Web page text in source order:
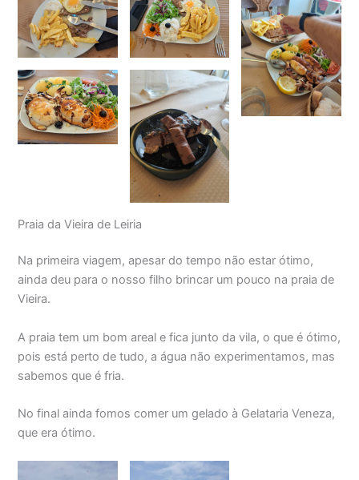
Praia da Vieira de Leiria
Na primeira viagem, apesar do tempo não estar ótimo,
ainda deu para o nosso filho brincar um pouco na praia de
Vieira.
A praia tem um bom areal e fica junto da vila, o que é ótimo,
pois está perto de tudo, a água não experimentamos, mas
sabemos que é fria.
No final ainda fomos comer um gelado à Gelataria Veneza,
que era ótimo.